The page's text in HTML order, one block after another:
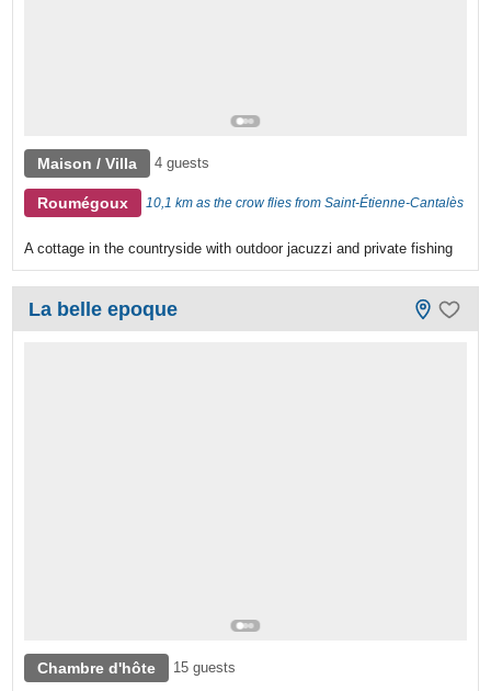
Maison / Villa 4 guests
Roumégoux 10,1 km as the crow flies from Saint-Étienne-Cantalès
A cottage in the countryside with outdoor jacuzzi and private fishing
La belle epoque
Chambre d'hôte 15 guests